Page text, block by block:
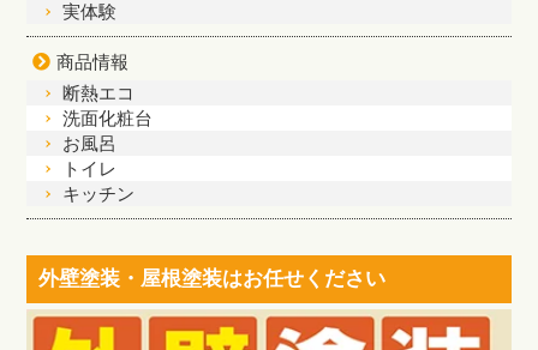
実体験
商品情報
断熱エコ
洗面化粧台
お風呂
トイレ
キッチン
外壁塗装・屋根塗装はお任せください